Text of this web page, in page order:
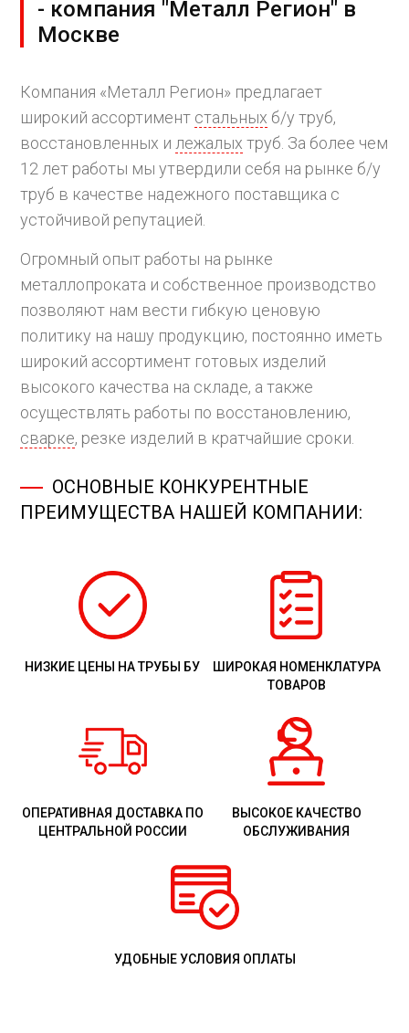
- компания "Металл Регион" в
Москве
Компания «Металл Регион» предлагает
широкий ассортимент стальных б/у труб,
восстановленных и лежалых труб. За более чем
12 лет работы мы утвердили себя на рынке б/у
труб в качестве надежного поставщика с
устойчивой репутацией.
Огромный опыт работы на рынке
металлопроката и собственное производство
позволяют нам вести гибкую ценовую
политику на нашу продукцию, постоянно иметь
широкий ассортимент готовых изделий
высокого качества на складе, а также
осуществлять работы по восстановлению,
сварке, резке изделий в кратчайшие сроки.
ОСНОВНЫЕ КОНКУРЕНТНЫЕ
ПРЕИМУЩЕСТВА НАШЕЙ КОМПАНИИ:
НИЗКИЕ ЦЕНЫ НА ТРУБЫ БУ
ШИРОКАЯ НОМЕНКЛАТУРА
ТОВАРОВ
ОПЕРАТИВНАЯ ДОСТАВКА ПО
ЦЕНТРАЛЬНОЙ РОССИИ
ВЫСОКОЕ КАЧЕСТВО
ОБСЛУЖИВАНИЯ
УДОБНЫЕ УСЛОВИЯ ОПЛАТЫ